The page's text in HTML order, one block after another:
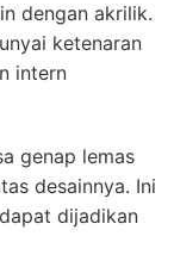
dengan akrilik.
ketenaran
intern
genap lemas
desainnya. Ini
dijadikan